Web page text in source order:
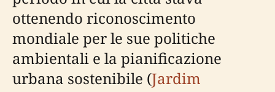
ottenendo riconoscimento
mondiale per le sue politiche
ambientali e la pianificazione
urbana sostenibile (Jardim